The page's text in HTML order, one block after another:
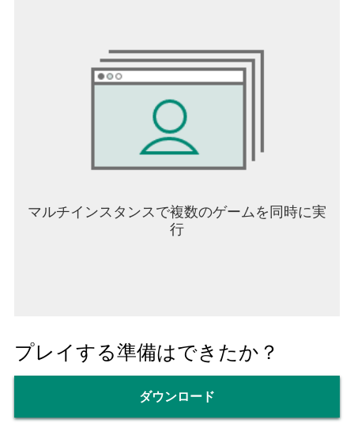
マルチインスタンスで複数のゲームを同時に実
行
プレイする準備はできたか？
ダウンロード